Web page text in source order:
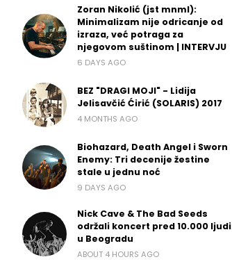
Zoran Nikolić (jst mnml):
Minimalizam nije odricanje od
izraza, već potraga za
njegovom suštinom | INTERVJU
6 DAYS AGO
BEZ "DRAGI MOJI" - Lidija
Jelisavčić Ćirić (SOLARIS) 2017
4 MONTHS AGO
Biohazard, Death Angel i Sworn
Enemy: Tri decenije žestine
stale u jednu noć
9 DAYS AGO
Nick Cave & The Bad Seeds
održali koncert pred 10.000 ljudi
u Beogradu
ABOUT 4 HOURS AGO